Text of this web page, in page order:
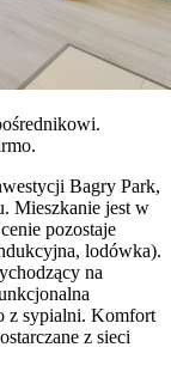
Bagry Park,
Mieszkanie jest w
pozostaje
lodówka).
na
z sypialni. Komfort
z sieci